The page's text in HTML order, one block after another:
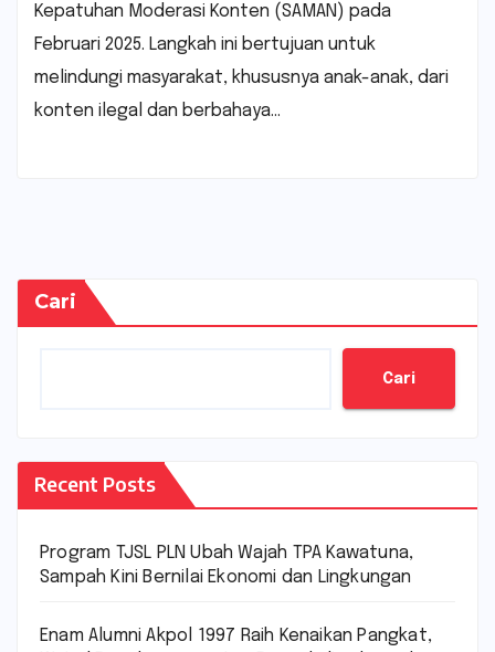
Kepatuhan Moderasi Konten (SAMAN) pada
Februari 2025. Langkah ini bertujuan untuk
melindungi masyarakat, khususnya anak-anak, dari
konten ilegal dan berbahaya…
Cari
Cari
Recent Posts
Program TJSL PLN Ubah Wajah TPA Kawatuna,
Sampah Kini Bernilai Ekonomi dan Lingkungan
Enam Alumni Akpol 1997 Raih Kenaikan Pangkat,